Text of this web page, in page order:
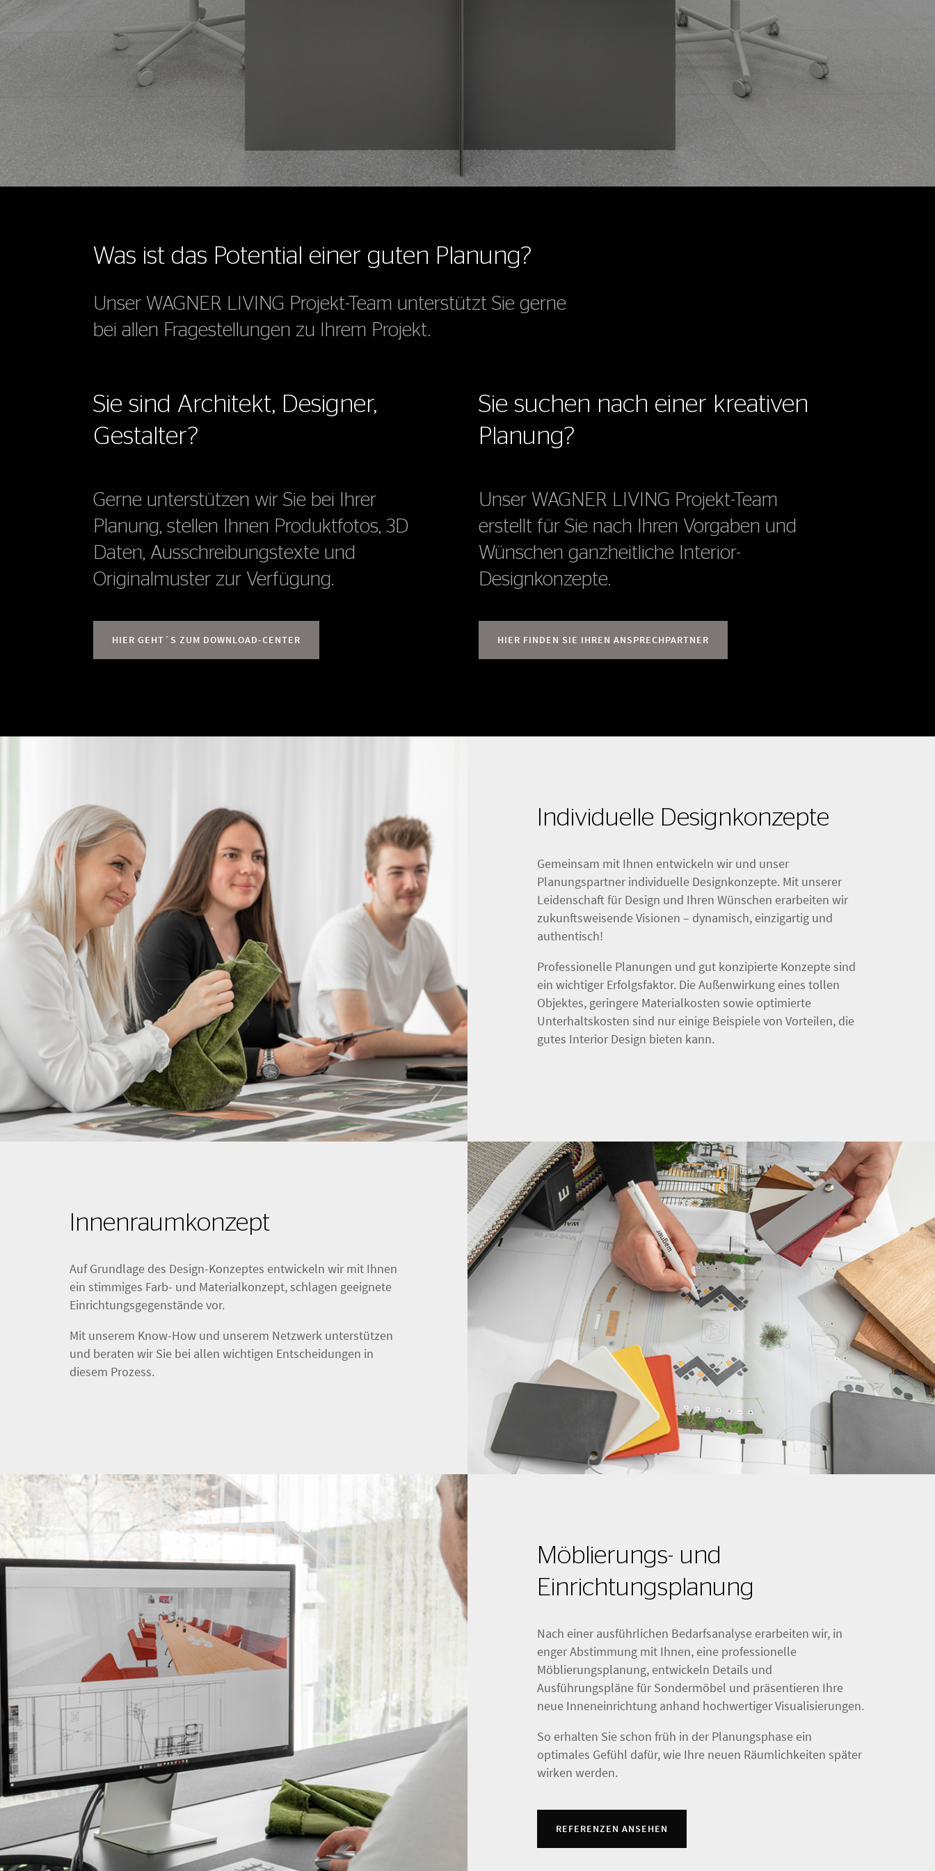
Was ist das Potential einer guten Planung?
Unser WAGNER LIVING Projekt-Team unterstützt Sie gerne
bei allen Fragestellungen zu Ihrem Projekt.
Sie sind Architekt, Designer,
Gestalter?
Gerne unterstützen wir Sie bei Ihrer
Planung, stellen Ihnen Produktfotos, 3D
Daten, Ausschreibungstexte und
Originalmuster zur Verfügung.
HIER GEHT´S ZUM DOWNLOAD-CENTER
Sie suchen nach einer kreativen
Planung?
Unser WAGNER LIVING Projekt-Team
erstellt für Sie nach Ihren Vorgaben und
Wünschen ganzheitliche Interior-
Designkonzepte.
HIER FINDEN SIE IHREN ANSPRECHPARTNER
Individuelle Designkonzepte
Gemeinsam mit Ihnen entwickeln wir und unser
Planungspartner individuelle Designkonzepte. Mit unserer
Leidenschaft für Design und Ihren Wünschen erarbeiten wir
zukunftsweisende Visionen – dynamisch, einzigartig und
authentisch!
Professionelle Planungen und gut konzipierte Konzepte sind
ein wichtiger Erfolgsfaktor. Die Außenwirkung eines tollen
Objektes, geringere Materialkosten sowie optimierte
Unterhaltskosten sind nur einige Beispiele von Vorteilen, die
gutes Interior Design bieten kann.
Innenraumkonzept
Auf Grundlage des Design-Konzeptes entwickeln wir mit Ihnen
ein stimmiges Farb- und Materialkonzept, schlagen geeignete
Einrichtungsgegenstände vor.
Mit unserem Know-How und unserem Netzwerk unterstützen
und beraten wir Sie bei allen wichtigen Entscheidungen in
diesem Prozess.
Möblierungs- und
Einrichtungsplanung
Nach einer ausführlichen Bedarfsanalyse erarbeiten wir, in
enger Abstimmung mit Ihnen, eine professionelle
Möblierungsplanung, entwickeln Details und
Ausführungspläne für Sondermöbel und präsentieren Ihre
neue Inneneinrichtung anhand hochwertiger Visualisierungen.
So erhalten Sie schon früh in der Planungsphase ein
optimales Gefühl dafür, wie Ihre neuen Räumlichkeiten später
wirken werden.
REFERENZEN ANSEHEN